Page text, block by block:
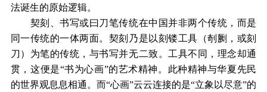
法诞生的原始逻辑。
契刻、书写或曰刀笔传统在中国并非两个传统，而是
同一传统的一体两面。契刻乃是以刻镂工具（剞劂，或刻
刀）为笔的传统，与书写并无二致。工具不同，理念却通
贯，这便是“书为心画”的艺术精神。此种精神与华夏先民
的世界观息息相通。而“心画”云云连接的是“立象以尽意”的